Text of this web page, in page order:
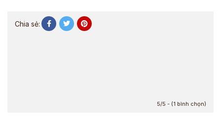
Chia sẻ:
5/5 - (1 bình chọn)